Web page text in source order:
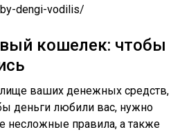
dengi-vodilis/
кошелек: чтобы
ваших денежных средств,
деньги любили вас, нужно
несложные правила, а также